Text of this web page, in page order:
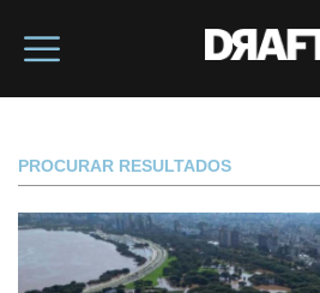
PROCURAR RESULTADOS